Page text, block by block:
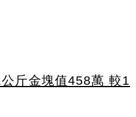
斤金塊值458萬 較1